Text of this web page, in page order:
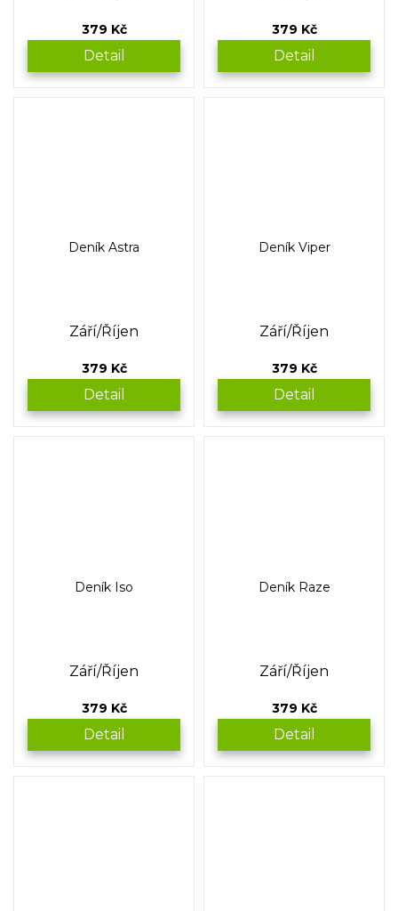
379 Kč
Detail
379 Kč
Detail
Deník Astra
Září/Říjen
379 Kč
Detail
Deník Viper
Září/Říjen
379 Kč
Detail
Deník Iso
Září/Říjen
379 Kč
Detail
Deník Raze
Září/Říjen
379 Kč
Detail